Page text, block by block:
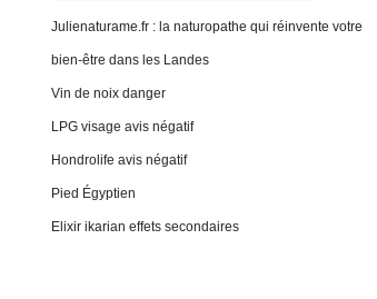
Julienaturame.fr : la naturopathe qui réinvente votre
bien-être dans les Landes
Vin de noix danger
LPG visage avis négatif
Hondrolife avis négatif
Pied Égyptien
Elixir ikarian effets secondaires